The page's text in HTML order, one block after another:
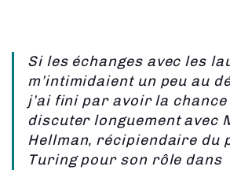
Si les échanges avec les
m’intimidaient un peu au
j’ai fini par avoir la chance
discuter longuement avec
Hellman, récipiendaire du
Turing pour son rôle dans